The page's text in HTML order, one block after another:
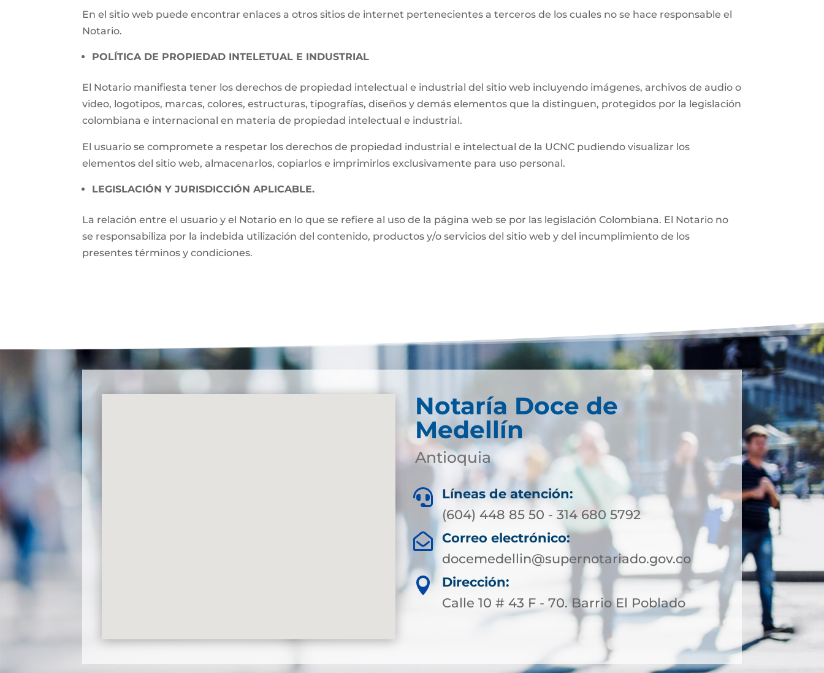
En el sitio web puede encontrar enlaces a otros sitios de internet pertenecientes a terceros de los cuales no se hace responsable el
Notario.
POLÍTICA DE PROPIEDAD INTELETUAL E INDUSTRIAL
El Notario manifiesta tener los derechos de propiedad intelectual e industrial del sitio web incluyendo imágenes, archivos de audio o
video, logotipos, marcas, colores, estructuras, tipografías, diseños y demás elementos que la distinguen, protegidos por la legislación
colombiana e internacional en materia de propiedad intelectual e industrial.
El usuario se compromete a respetar los derechos de propiedad industrial e intelectual de la UCNC pudiendo visualizar los
elementos del sitio web, almacenarlos, copiarlos e imprimirlos exclusivamente para uso personal.
LEGISLACIÓN Y JURISDICCIÓN APLICABLE.
La relación entre el usuario y el Notario en lo que se refiere al uso de la página web se por las legislación Colombiana. El Notario no
se responsabiliza por la indebida utilización del contenido, productos y/o servicios del sitio web y del incumplimiento de los
presentes términos y condiciones.
Notaría Doce de
Medellín
Antioquia

Líneas de atención:
(604) 448 85 50 - 314 680 5792

Correo electrónico:
docemedellin@supernotariado.gov.co

Dirección:
Calle 10 # 43 F - 70. Barrio El Poblado